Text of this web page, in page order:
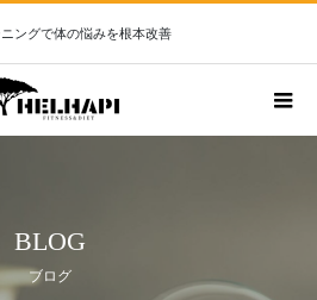
ングで体の悩みを根本改善
BLOG
ブログ